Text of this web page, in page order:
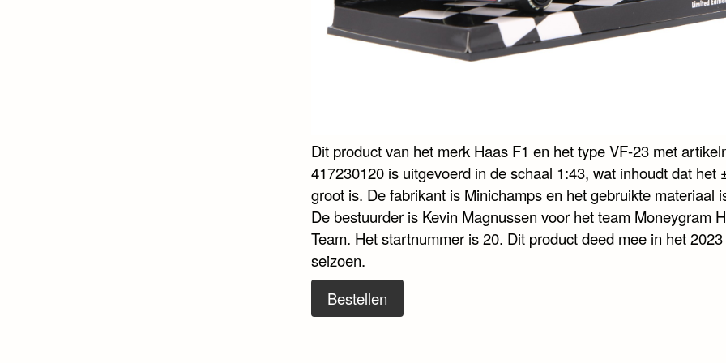
Dit product van het merk Haas F1 en het type VF-23 met
417230120 is uitgevoerd in de schaal 1:43, wat inhoudt dat het
groot is. De fabrikant is Minichamps en het gebruikte materiaal
De bestuurder is Kevin Magnussen voor het team Moneygram
Team. Het startnummer is 20. Dit product deed mee in het 2023
seizoen.
Bestellen